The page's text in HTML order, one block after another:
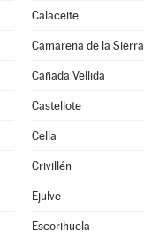
Calaceite
Camarena de la Sierra
Cañada Vellida
Castellote
Cella
Crivillén
Ejulve
Escorihuela